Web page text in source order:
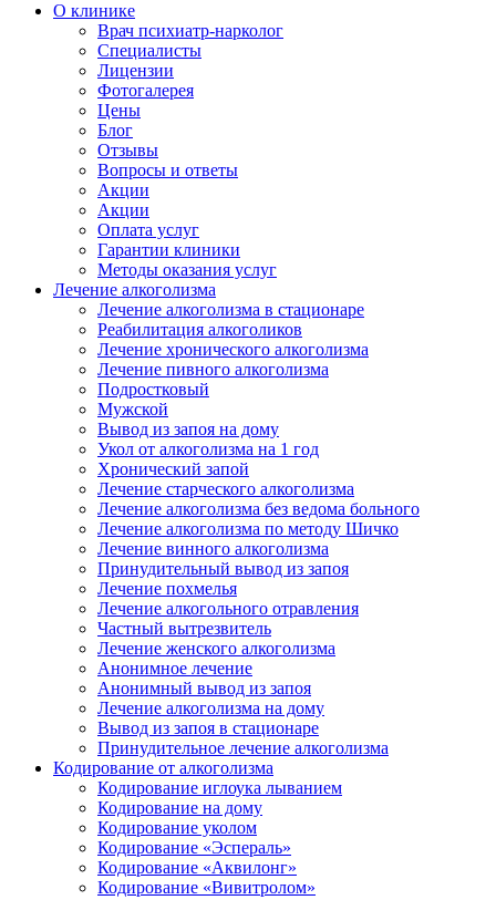
О клинике
Врач психиатр-нарколог
Специалисты
Лицензии
Фотогалерея
Цены
Блог
Отзывы
Вопросы и ответы
Акции
Акции
Оплата услуг
Гарантии клиники
Методы оказания услуг
Лечение алкоголизма
Лечение алкоголизма в стационаре
Реабилитация алкоголиков
Лечение хронического алкоголизма
Лечение пивного алкоголизма
Подростковый
Мужской
Вывод из запоя на дому
Укол от алкоголизма на 1 год
Хронический запой
Лечение старческого алкоголизма
Лечение алкоголизма без ведома больного
Лечение алкоголизма по методу Шичко
Лечение винного алкоголизма
Принудительный вывод из запоя
Лечение похмелья
Лечение алкогольного отравления
Частный вытрезвитель
Лечение женского алкоголизма
Анонимное лечение
Анонимный вывод из запоя
Лечение алкоголизма на дому
Вывод из запоя в стационаре
Принудительное лечение алкоголизма
Кодирование от алкоголизма
Кодирование иглоука лыванием
Кодирование на дому
Кодирование уколом
Кодирование «Эспераль»
Кодирование «Аквилонг»
Кодирование «Вивитролом»